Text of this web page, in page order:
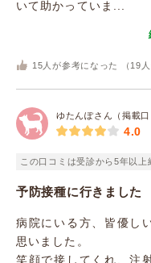
いて助かっていま...
15 人が参考になった （ 19
ゆたんぽさん（掲載口
4.0
この口コミは受診から5年以上
予防接種に行きました
病院にいる方、皆優し
思いました。
笑顔で接してくれ、注